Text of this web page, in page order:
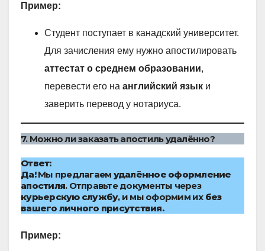
Пример:
Студент поступает в канадский университет.
Для зачисления ему нужно апостилировать
аттестат о среднем образовании,
перевести его на английский язык и
заверить перевод у нотариуса.
7. Можно ли заказать апостиль удалённо?
Ответ:
Да!Мы предлагаем удалённое оформление
апостиля. Отправьте документы через
курьерскую службу, и мы оформим их без
вашего личного присутствия.
Пример: